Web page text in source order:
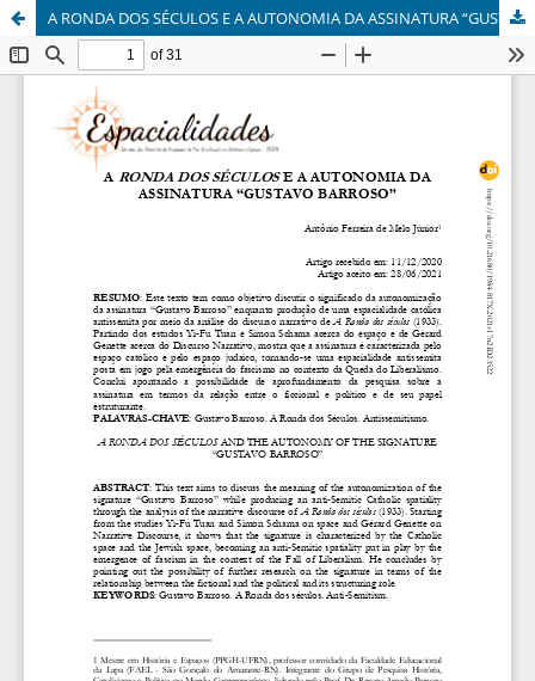
A RONDA DOS SÉCULOS E A AUTONOMIA DA ASSINATURA “GUSTAVO BARROSO”